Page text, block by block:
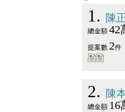
1 陳
總金額42
提案數 2件
2 陳
總金額 16